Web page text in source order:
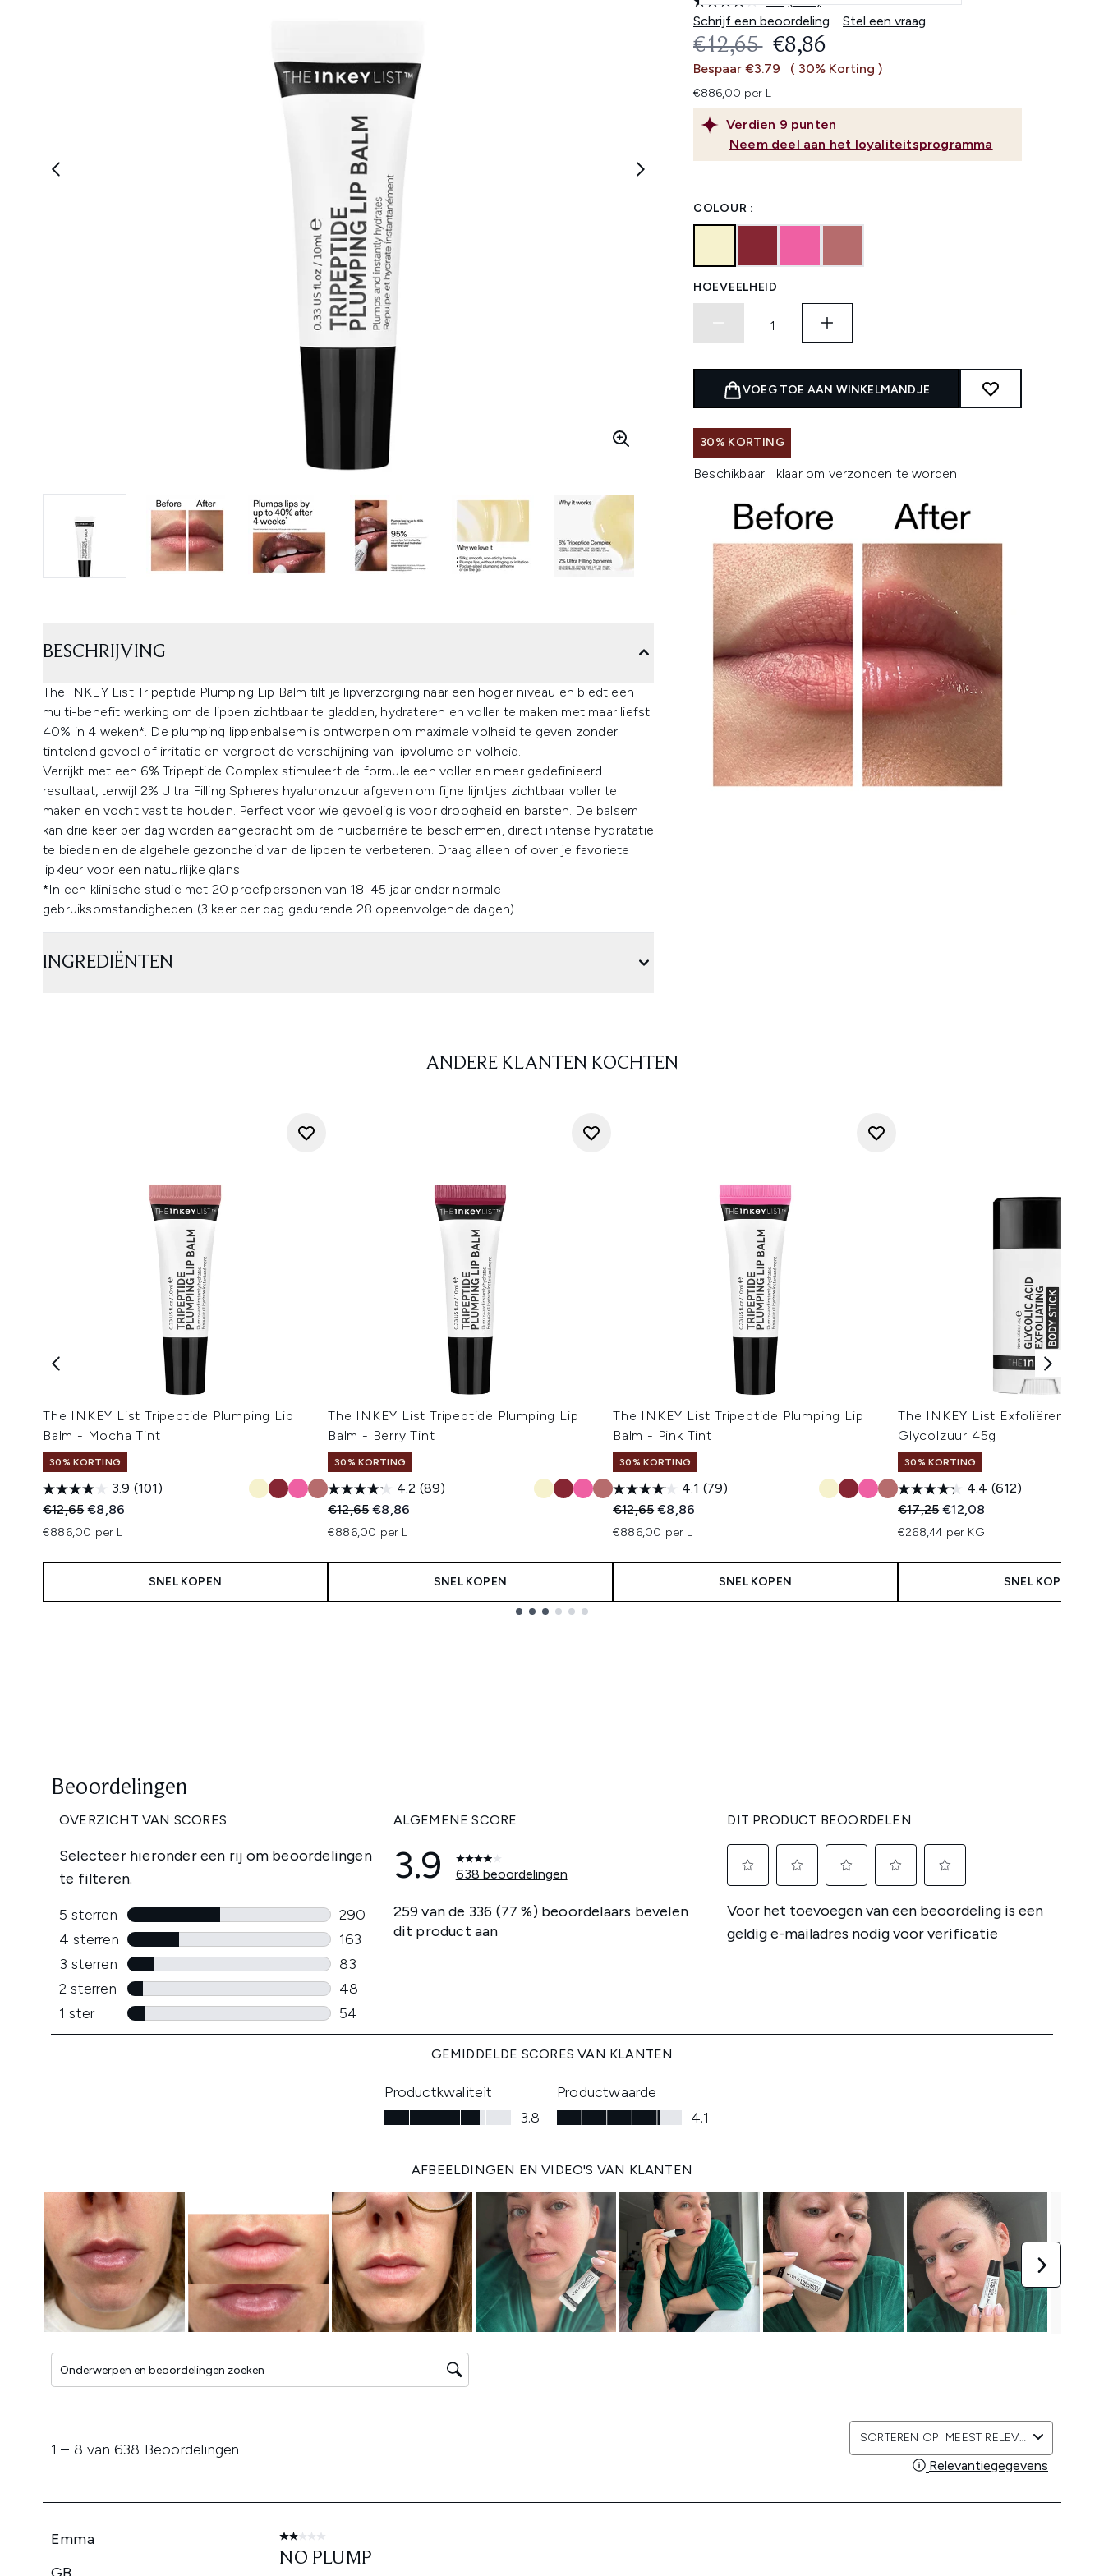
Lees
638
beoordelingen.
Dezelfde
paginalink.
Schrijf een beoordeling
Stel een vraag
Verdien 9 punten
Neem deel aan het loyaliteitsprogramma
RECOMMENDED RETAIL PRICE:
€12,65 HUIDIGE PRIJS:
€8,86
Bespaar €3.79 ( 30% Korting )
€886,00 per L
COLOUR :
HOEVEELHEID
VOEG TOE AAN WINKELMANDJE
30% KORTING
Beschikbaar | klaar om verzonden te worden
BESCHRIJVING
The INKEY List Tripeptide Plumping Lip Balm tilt je lipverzorging naar een hoger niveau en biedt een
multi-benefit werking om de lippen zichtbaar te gladden, hydrateren en voller te maken met maar liefst
40% in 4 weken*. De plumping lippenbalsem is ontworpen om maximale volheid te geven zonder
tintelend gevoel of irritatie en vergroot de verschijning van lipvolume en volheid.
Verrijkt met een 6% Tripeptide Complex stimuleert de formule een voller en meer gedefinieerd
resultaat, terwijl 2% Ultra Filling Spheres hyaluronzuur afgeven om fijne lijntjes zichtbaar voller te
maken en vocht vast te houden. Perfect voor wie gevoelig is voor droogheid en barsten. De balsem
kan drie keer per dag worden aangebracht om de huidbarrière te beschermen, direct intense hydratatie
te bieden en de algehele gezondheid van de lippen te verbeteren. Draag alleen of over je favoriete
lipkleur voor een natuurlijke glans.
*In een klinische studie met 20 proefpersonen van 18-45 jaar onder normale
gebruiksomstandigheden (3 keer per dag gedurende 28 opeenvolgende dagen).
INGREDIËNTEN
ANDERE KLANTEN KOCHTEN
The INKEY List Tripeptide Plumping Lip
Balm - Mocha Tint
30% KORTING
3.9 (101)
Recommended Retail Price:
€12,65Huidige prijs:
€8,86
€886,00 per L
SNEL KOPEN
The INKEY List Tripeptide Plumping Lip
Balm - Berry Tint
30% KORTING
4.2 (89)
Recommended Retail Price:
€12,65Huidige prijs:
€8,86
€886,00 per L
SNEL KOPEN
The INKEY List Tripeptide Plumping Lip
Balm - Pink Tint
30% KORTING
4.1 (79)
Recommended Retail Price:
€12,65Huidige prijs:
€8,86
€886,00 per L
SNEL KOPEN
The INKEY List Exfoliërende
Glycolzuur 45g
30% KORTING
4.4 (612)
Recommended Retail Price:
€17,25Huidige prijs:
€12,08
€268,44 per KG
SNEL KOPEN